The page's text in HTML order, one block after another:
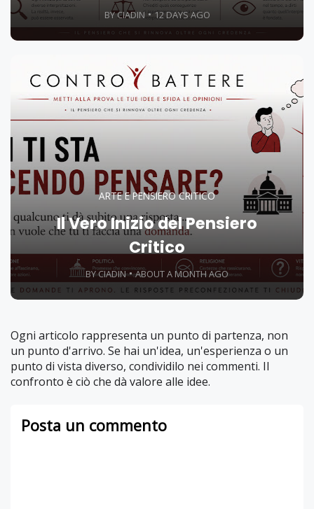
BY CIADIN 12 DAYS AGO
ARTE E PENSIERO CRITICO
Il Vero Inizio del Pensiero
Critico
BY CIADIN ABOUT A MONTH AGO
Ogni articolo rappresenta un punto di partenza, non
un punto d'arrivo. Se hai un'idea, un'esperienza o un
punto di vista diverso, condividilo nei commenti. Il
confronto è ciò che dà valore alle idee.
Posta un commento